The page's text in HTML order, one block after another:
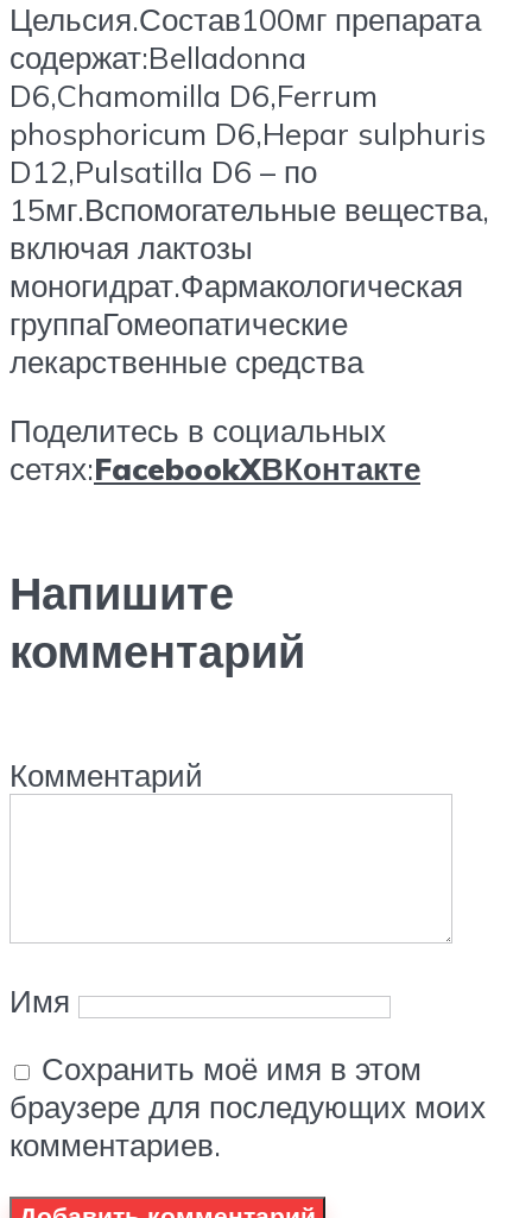
Цельсия.Состав100мг препарата
содержат:Belladonna
D6,Chamomilla D6,Ferrum
phosphoricum D6,Hepar sulphuris
D12,Pulsatilla D6 – по
15мг.Вспомогательные вещества,
включая лактозы
моногидрат.Фармакологическая
группаГомеопатические
лекарственные средства
Поделитесь в социальных
сетях:FacebookXВКонтакте
Напишите
комментарий
Комментарий
Имя
Сохранить моё имя в этом
браузере для последующих моих
комментариев.